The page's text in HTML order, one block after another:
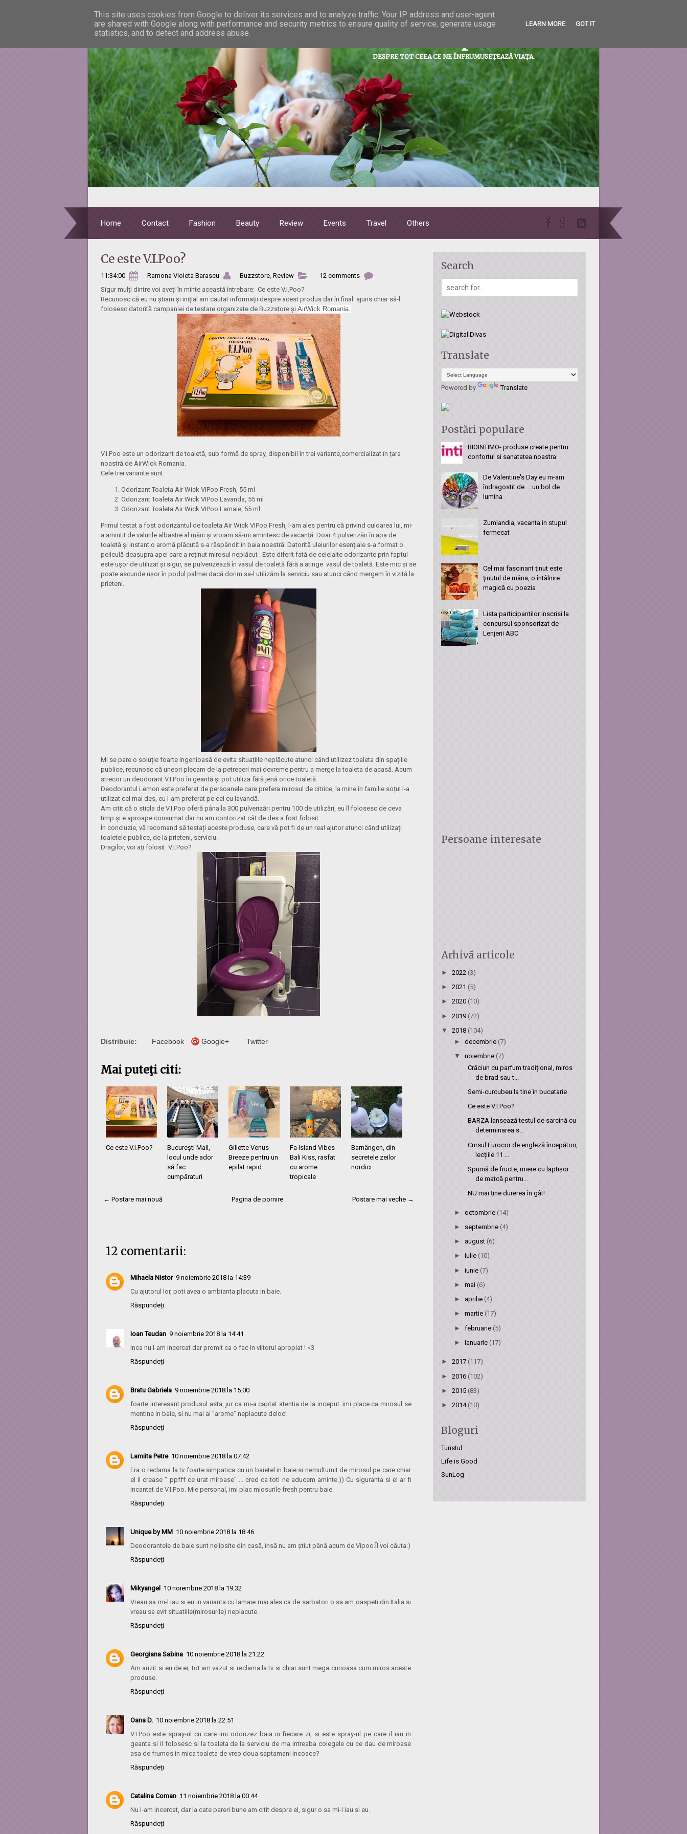
La taifas cu prietenii...
DESPRE TOT CEEA CE NE ÎNFRUMUSEŢEAZĂ VIAŢA.
Home Contact Fashion Beauty Review Events Travel Others
Ce este V.I.Poo?
11:34:00 Ramona Violeta Barascu Buzzstore, Review
12 comments
Sigur mulți dintre voi aveți în minte această întrebare: Ce este V.I.Poo?
Recunosc că eu nu știam și inițial am cautat informații despre acest produs dar în final ajuns chiar să-l
folosesc datorită campaniei de testare organizate de Buzzstore și AirWick Romania.
V.I.Poo este un odorizant de toaletă, sub formă de spray, disponibil în trei variante,comercializat în țara
noastră de AirWick Romania.
Cele trei variante sunt
Odorizant Toaleta Air Wick VIPoo Fresh, 55 ml
Odorizant Toaleta Air Wick VIPoo Lavanda, 55 ml
Odorizant Toaleta Air Wick VIPoo Lamaie, 55 ml
Primul testat a fost odorizantul de toaleta Air Wick VIPoo Fresh, l-am ales pentru că privind culoarea lui, mi-
a amintit de valurile albastre al mării și vroiam să-mi amintesc de vacanță. Doar 4 pulverizări în apa de
toaletă și instant o aromă plăcută s-a răspândit în baia noastră. Datorită uleiurilor esențiale s-a format o
peliculă deasupra apei care a reținut mirosul neplăcut . Este diferit fată de celelalte odorizante prin faptul
este ușor de utilizat și sigur, se pulverizează în vasul de toaletă fără a atinge vasul de toaletă. Este mic și se
poate ascunde ușor în podul palmei dacă dorim sa-l utilizăm la serviciu sau atunci când mergem în vizită la
prieteni.
Mi se pare o soluție foarte ingenioasă de evita situațiile neplăcute atunci când utilizez toaleta din spațiile
publice, recunosc că uneori plecam de la petreceri mai devreme pentru a merge la toaleta de acasă. Acum
strecor un deodorant V.I.Poo în geantă și pot utiliza fără jenă orice toaletă.
Deodorantul Lemon este preferat de persoanele care prefera mirosul de citrice, la mine în familie soțul l-a
utilizat cel mai des, eu l-am preferat pe cel cu lavandă.
Am citit că o sticla de V.I.Poo oferă pâna la 300 pulverizări pentru 100 de utilizări, eu îl folosesc de ceva
timp și e aproape consumat dar nu am contorizat cât de des a fost folosit.
În concluzie, vă recomand să testați aceste produse, care vă pot fi de un real ajutor atunci când utilizați
toaletele publice, de la prieteni, serviciu.
Dragilor, voi ați folosit V.I.Poo?
Distribuie: Facebook Google+ Twitter
Mai puteţi citi:
Ce este V.I.Poo?
București Mall,
locul unde ador
să fac
cumpăraturi
Gillette Venus
Breeze pentru un
epilat rapid
Fa Island Vibes
Bali Kiss, rasfat
cu arome
tropicale
Barnängen, din
secretele zeilor
nordici
← Postare mai nouă Postare mai veche →
Pagina de pornire
12 comentarii:
Mihaela Nistor 9 noiembrie 2018 la 14:39
Cu ajutorul lor, poti avea o ambianta placuta in baie.
Răspundeți
Ioan Teudan 9 noiembrie 2018 la 14:41
Inca nu l-am incercat dar promit ca o fac in viitorul apropiat ! <3
Răspundeți
Bratu Gabriela 9 noiembrie 2018 la 15:00
foarte interesant produsul asta, jur ca mi-a captat atentia de la inceput. imi place ca mirosul se
mentine in baie, si nu mai ai ”arome” neplacute deloc!
Răspundeți
Lamiita Petre 10 noiembrie 2018 la 07:42
Era o reclama la tv foarte simpatica cu un baietel in baie si nemultumit de mirosul pe care chiar
el il crease " ppfff ce urat miroase" ... cred ca toti ne aducem aminte.)) Cu siguranta si el ar fi
incantat de V.I.Poo. Mie personal, imi plac miosurile fresh pentru baie.
Răspundeți
Unique by MM 10 noiembrie 2018 la 18:46
Deodorantele de baie sunt nelipsite din casă, însă nu am știut până acum de Vipoo.Îl voi căuta:)
Răspundeți
Mikyangel 10 noiembrie 2018 la 19:32
Vreau sa mi-l iau si eu in varianta cu lamaie mai ales ca de sarbatori o sa am oaspeti din Italia si
vreau sa evit situatiile(mirosurile) neplacute.
Răspundeți
Georgiana Sabina 10 noiembrie 2018 la 21:22
Am auzit si eu de ei, tot am vazut si reclama la tv si chiar sunt mega curioasa cum miros aceste
produse.
Răspundeți
Oana D. 10 noiembrie 2018 la 22:51
V.I.Poo este spray-ul cu care imi odorizez baia in fiecare zi, si este spray-ul pe care il iau in
geanta si il folosesc si la toaleta de la serviciu de ma intreaba colegele cu ce dau de miroase
asa de frumos in mica toaleta de vreo doua saptamani incoace?
Răspundeți
Catalina Coman 11 noiembrie 2018 la 00:44
Nu l-am incercat, dar la cate pareri bune am citit despre el, sigur o sa mi-l iau si eu.
Răspundeți
Search
Translate
Powered by Translate
Postări populare
BIOINTIMO- produse create pentru
confortul si sanatatea noastra
De Valentine's Day eu m-am
îndragostit de ... un bol de
lumina
Zumlandia, vacanta in stupul
fermecat
Cel mai fascinant ţinut este
ţinutul de mâna, o întâlnire
magică cu poezia
Lista participantilor inscrisi la
concursul sponsorizat de
Lenjerii ABC
Persoane interesate
Arhivă articole
► 2022 (3)
► 2021 (5)
► 2020 (10)
► 2019 (72)
▼ 2018 (104)
►decembrie (7)
▼noiembrie (7)
Crăciun cu parfum tradițional, miros
de brad sau t...
Semi-curcubeu la tine în bucatarie
Ce este V.I.Poo?
BARZA lansează testul de sarcină cu
determinarea s...
Cursul Eurocor de engleză începători,
lecțiile 11 ...
Spumă de fructe, miere cu laptișor
de matcă pentru...
NU mai ține durerea în gât!
►octombrie (14)
► septembrie (4)
► august (6)
►iulie (10)
►iunie (7)
►mai(6)
► aprilie (4)
►martie (17)
►februarie (5)
►ianuarie (17)
► 2017 (117)
► 2016 (102)
► 2015 (83)
► 2014 (10)
Bloguri
Turistul
Life is Good
SunLog
This site uses cookies from Google to deliver its services and to analyze traffic. Your IP address and user-agent
are shared with Google along with performance and security metrics to ensure quality of service, generate usage
statistics, and to detect and address abuse.
LEARN MORE GOT IT